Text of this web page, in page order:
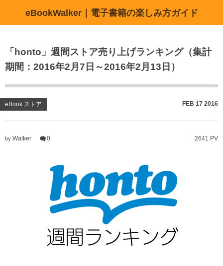
eBookWalker｜電子書籍の楽しみ方ガイド
「honto」週間ストア売り上げランキング（集計
期間：2016年2月7日～2016年2月13日）
eBook ストア FEB 17 2016
by Walker 0 2641 PV